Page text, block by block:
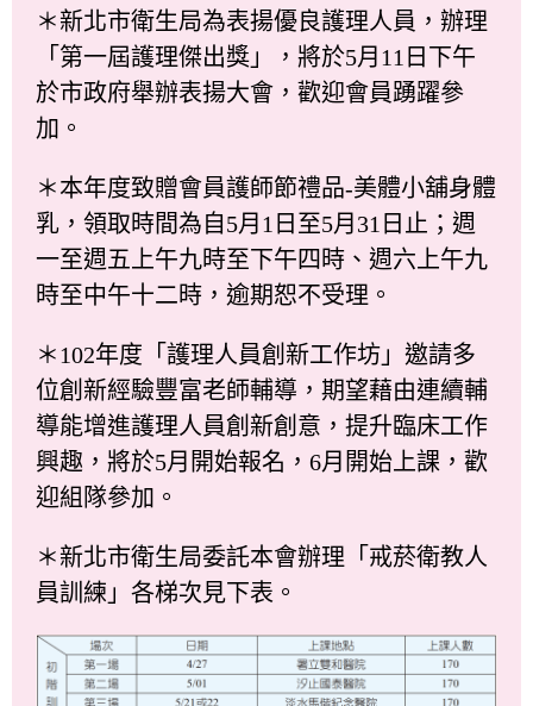
＊新北市衛生局為表揚優良護理人員，辦理
「第一屆護理傑出獎」，將於5月11日下午
於市政府舉辦表揚大會，歡迎會員踴躍參
加。
＊本年度致贈會員護師節禮品-美體小舖身體
乳，領取時間為自5月1日至5月31日止；週
一至週五上午九時至下午四時、週六上午九
時至中午十二時，逾期恕不受理。
＊102年度「護理人員創新工作坊」邀請多
位創新經驗豐富老師輔導，期望藉由連續輔
導能增進護理人員創新創意，提升臨床工作
興趣，將於5月開始報名，6月開始上課，歡
迎組隊參加。
＊新北市衛生局委託本會辦理「戒菸衛教人
員訓練」各梯次見下表。